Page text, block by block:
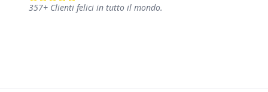
357+ Clienti felici in tutto il mondo.